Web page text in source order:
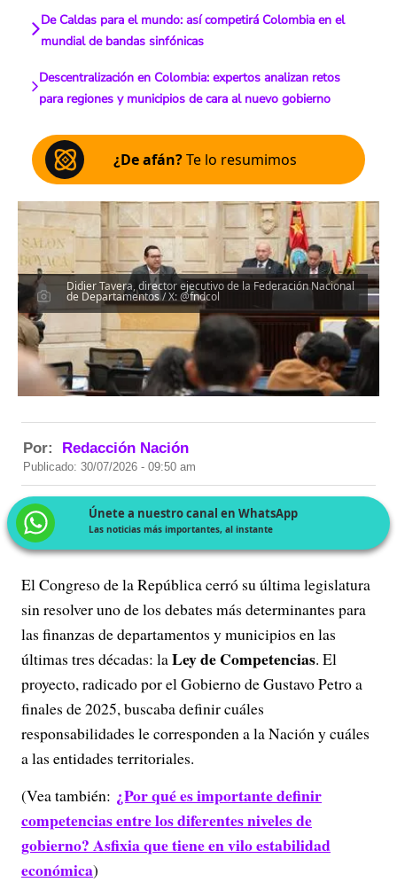
De Caldas para el mundo: así competirá Colombia en el
mundial de bandas sinfónicas
Descentralización en Colombia: expertos analizan retos
para regiones y municipios de cara al nuevo gobierno
¿De afán?Te lo resumimos
Didier Tavera, director ejecutivo de la Federación Nacional
de Departamentos / X: @fndcol
Por: Redacción Nación
Publicado: 30/07/2026 - 09:50 am
Únete a nuestro canal en WhatsApp
Las noticias más importantes, al instante
El Congreso de la República cerró su última legislatura
sin resolver uno de los debates más determinantes para
las finanzas de departamentos y municipios en las
últimas tres décadas: laLey de Competencias. El
proyecto, radicado por el Gobierno de Gustavo Petro a
finales de 2025, buscaba definir cuáles
responsabilidades le corresponden a la Nación y cuáles
a las entidades territoriales.
(Vea también: ¿Por qué es importante definir
competencias entre los diferentes niveles de
gobierno? Asfixia que tiene en vilo estabilidad
económica)